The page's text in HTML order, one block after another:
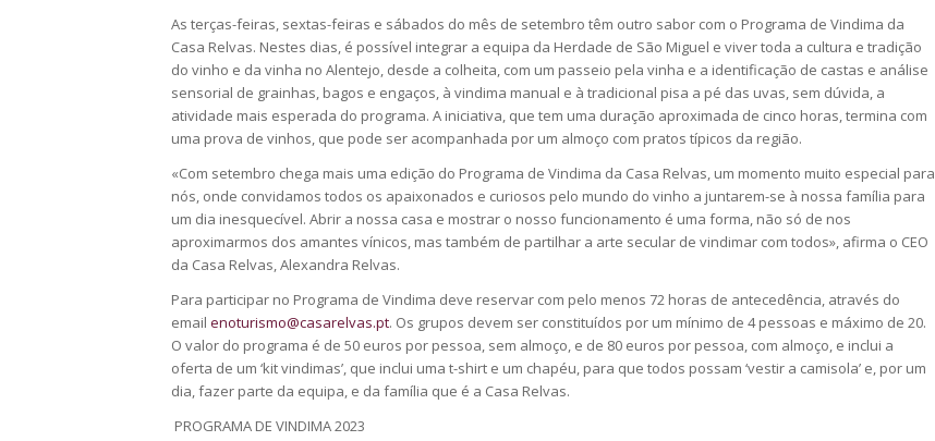
As terças-feiras, sextas-feiras e sábados do mês de setembro têm outro sabor com o Programa de Vindima da
Casa Relvas. Nestes dias, é possível integrar a equipa da Herdade de São Miguel e viver toda a cultura e tradição
do vinho e da vinha no Alentejo, desde a colheita, com um passeio pela vinha e a identificação de castas e análise
sensorial de grainhas, bagos e engaços, à vindima manual e à tradicional pisa a pé das uvas, sem dúvida, a
atividade mais esperada do programa. A iniciativa, que tem uma duração aproximada de cinco horas, termina com
uma prova de vinhos, que pode ser acompanhada por um almoço com pratos típicos da região.
«Com setembro chega mais uma edição do Programa de Vindima da Casa Relvas, um momento muito especial para
nós, onde convidamos todos os apaixonados e curiosos pelo mundo do vinho a juntarem-se à nossa família para
um dia inesquecível. Abrir a nossa casa e mostrar o nosso funcionamento é uma forma, não só de nos
aproximarmos dos amantes vínicos, mas também de partilhar a arte secular de vindimar com todos», afirma o CEO
da Casa Relvas, Alexandra Relvas.
Para participar no Programa de Vindima deve reservar com pelo menos 72 horas de antecedência, através do
email enoturismo@casarelvas.pt. Os grupos devem ser constituídos por um mínimo de 4 pessoas e máximo de 20.
O valor do programa é de 50 euros por pessoa, sem almoço, e de 80 euros por pessoa, com almoço, e inclui a
oferta de um ‘kit vindimas’, que inclui uma t-shirt e um chapéu, para que todos possam ‘vestir a camisola’ e, por um
dia, fazer parte da equipa, e da família que é a Casa Relvas.
PROGRAMA DE VINDIMA 2023